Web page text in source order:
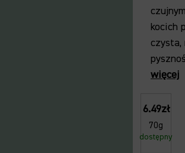
kocich
czysta,
więcej
6.49zł
70g
dostępny